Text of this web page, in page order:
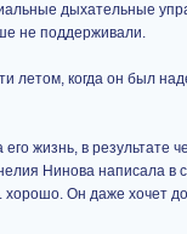
дыхательные
не поддерживали.
летом, когда он был
жизнь, в результате
Нинова написала в
хорошо. Он даже хочет